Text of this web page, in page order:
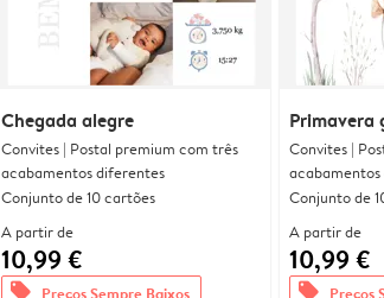
Chegada alegre
Convites | Postal premium com três
acabamentos diferentes
Conjunto de 10 cartões
A partir de
10,99 €
offers Preços Sempre Baixos
Primavera
Convites |
Conjunto de
A partir de
10,99 €
offers Preços